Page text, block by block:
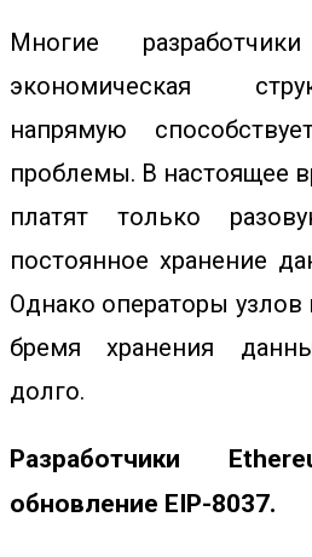
Многие
экономическая
напрямую
проблемы. В настоящее
платят только
постоянное хранение
Однако операторы
бремя хранения
долго.
Разработчики
обновление EIP-8037.